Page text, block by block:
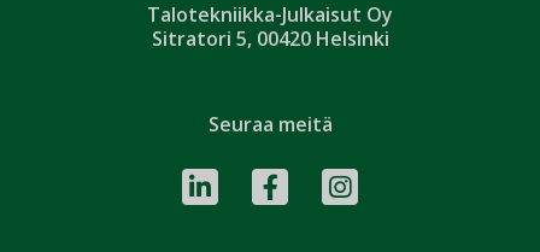
Talotekniikka-Julkaisut Oy
Sitratori 5, 00420 Helsinki
Seuraa meitä